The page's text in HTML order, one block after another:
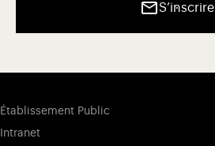
S’inscrire
Établissement Public
Intranet